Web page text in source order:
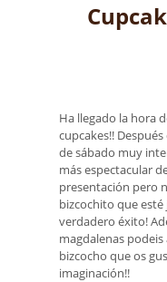
Ha llegado la hora
cupcakes!!
de sábado muy
más espectacular
presentación pero
bizcochito que
verdadero éxito!
magdalenas
bizcocho que os
imaginación!!